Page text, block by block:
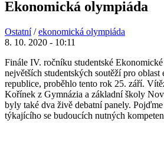
Ekonomická olympiáda
Ostatní/ekonomická olympiáda
8. 10. 2020 - 10:11
Finále IV. ročníku studentské
největších studentských soutěží pro
republice, proběhlo tento rok 25. září.
Kořínek z Gymnázia a základní školy
byly také dva živě debatní panely.
týkajícího se budoucích nutných